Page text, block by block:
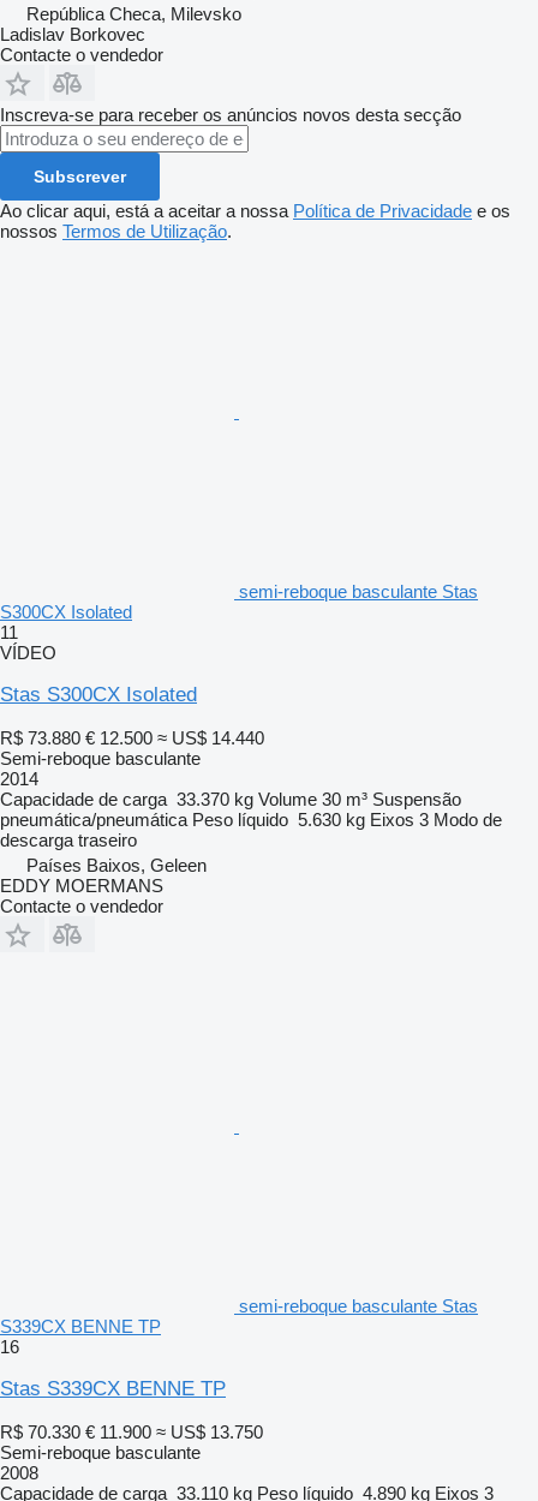
República Checa, Milevsko
Ladislav Borkovec
Contacte o vendedor
Inscreva-se para receber os anúncios novos desta secção
Subscrever
Ao clicar aqui, está a aceitar a nossa Política de Privacidade e os
nossos Termos de Utilização.
semi-reboque basculante Stas
S300CX Isolated
11
VÍDEO
Stas S300CX Isolated
R$ 73.880 € 12.500 ≈ US$ 14.440
Semi-reboque basculante
2014
Capacidade de carga 33.370 kg Volume 30 m³ Suspensão
pneumática/pneumática Peso líquido 5.630 kg Eixos 3 Modo de
descarga traseiro
Países Baixos, Geleen
EDDY MOERMANS
Contacte o vendedor
semi-reboque basculante Stas
S339CX BENNE TP
16
Stas S339CX BENNE TP
R$ 70.330 € 11.900 ≈ US$ 13.750
Semi-reboque basculante
2008
Capacidade de carga 33.110 kg Peso líquido 4.890 kg Eixos 3